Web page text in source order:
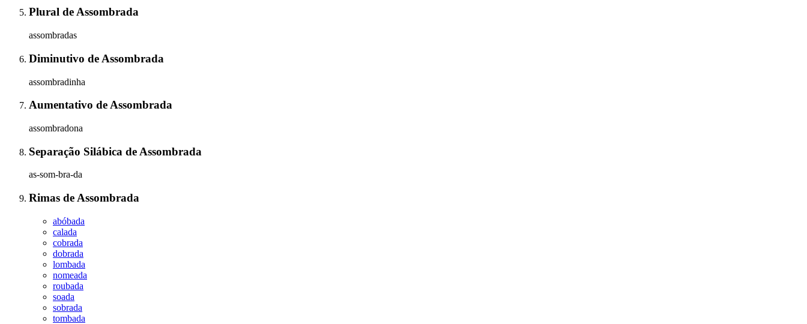
Plural deAssombrada
assombradas
Diminutivo de Assombrada
assombradinha
Aumentativo deAssombrada
assombradona
Separação Silábica de Assombrada
as-som-bra-da
Rimas de Assombrada
abóbada
calada
cobrada
dobrada
lombada
nomeada
roubada
soada
sobrada
tombada